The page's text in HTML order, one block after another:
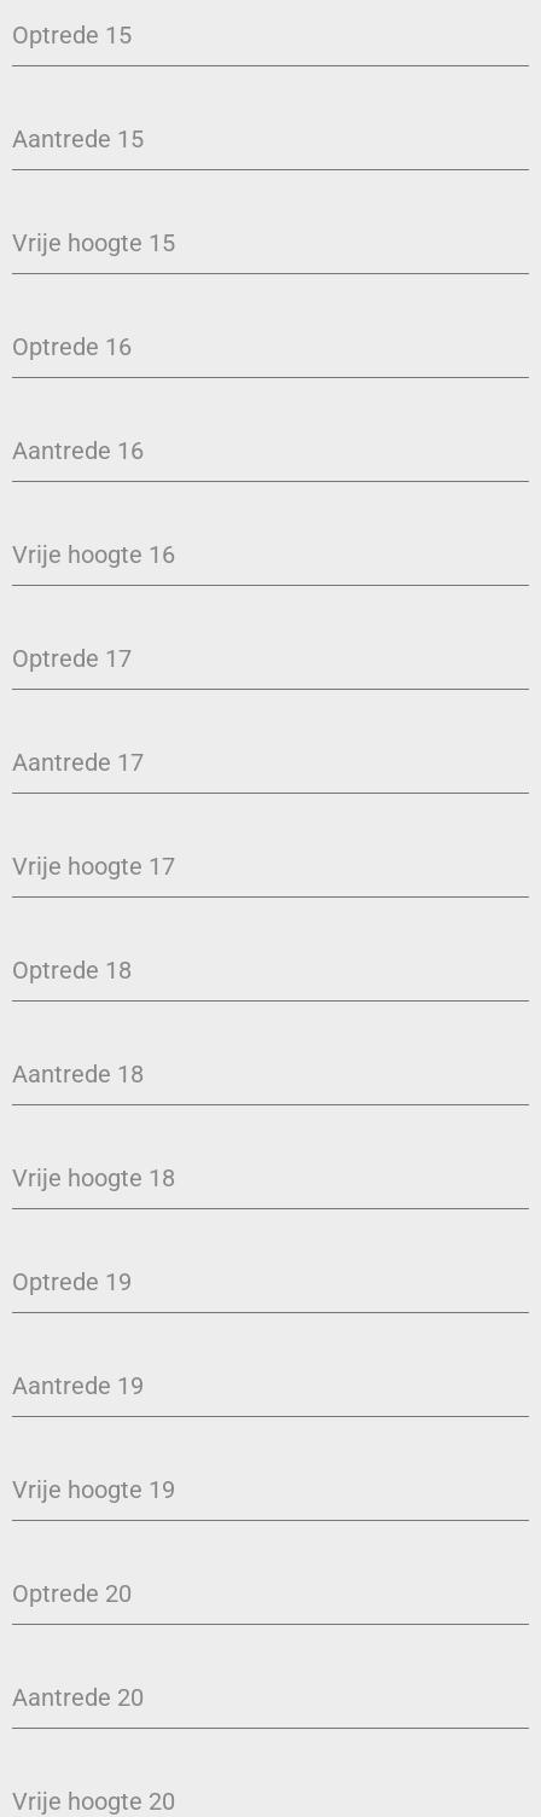
Optrede 15
Aantrede 15
Vrije hoogte 15
Optrede 16
Aantrede 16
Vrije hoogte 16
Optrede 17
Aantrede 17
Vrije hoogte 17
Optrede 18
Aantrede 18
Vrije hoogte 18
Optrede 19
Aantrede 19
Vrije hoogte 19
Optrede 20
Aantrede 20
Vrije hoogte 20